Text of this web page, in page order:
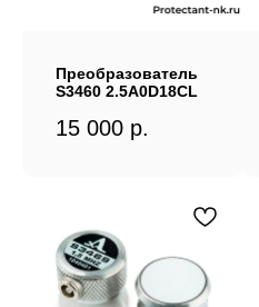
Преобразователь
S3460 2.5A0D18CL
15 000 р.